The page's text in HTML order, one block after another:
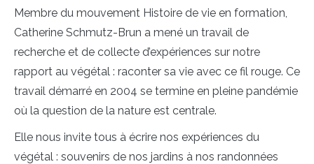
Membre du mouvement Histoire de vie en formation,
Catherine Schmutz-Brun a mené un travail de
recherche et de collecte d’expériences sur notre
rapport au végétal : raconter sa vie avec ce fil rouge. Ce
travail démarré en 2004 se termine en pleine pandémie
où la question de la nature est centrale.
Elle nous invite tous à écrire nos expériences du
végétal : souvenirs de nos jardins à nos randonnées